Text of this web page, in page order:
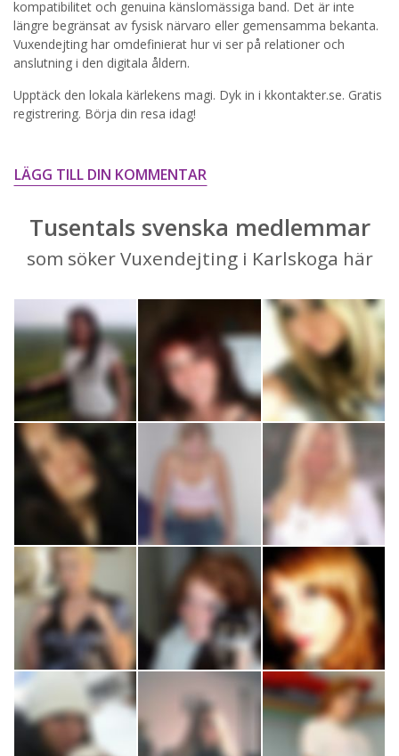
reklam via e-post från hemsidans operatörer. Jag kan dra
tillbaka godkännande när jag vill.
STARTA NU!
kompatibilitet och genuina känslomässiga band. Det är inte
längre begränsat av fysisk närvaro eller gemensamma bekanta.
Vuxendejting har omdefinierat hur vi ser på relationer och
anslutning i den digitala åldern.
Upptäck den lokala kärlekens magi. Dyk in i kkontakter.se. Gratis
registrering. Börja din resa idag!
LÄGG TILL DIN KOMMENTAR
Tusentals svenska medlemmar
som söker Vuxendejting i Karlskoga här